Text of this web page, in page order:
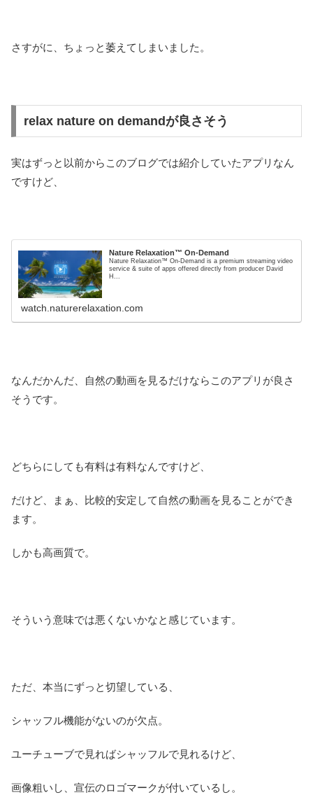
さすがに、ちょっと萎えてしまいました。
relax nature on demandが良さそう
実はずっと以前からこのブログでは紹介していたアプリなん
ですけど、
Nature Relaxation™ On-Demand
Nature Relaxation™ On-Demand is a premium streaming video
service & suite of apps offered directly from producer David
H...
watch.naturerelaxation.com
なんだかんだ、自然の動画を見るだけならこのアプリが良さ
そうです。
どちらにしても有料は有料なんですけど、
だけど、まぁ、比較的安定して自然の動画を見ることができ
ます。
しかも高画質で。
そういう意味では悪くないかなと感じています。
ただ、本当にずっと切望している、
シャッフル機能がないのが欠点。
ユーチューブで見ればシャッフルで見れるけど、
画像粗いし、宣伝のロゴマークが付いているし。